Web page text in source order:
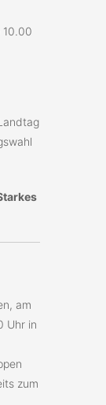
am
Uhr in
zum